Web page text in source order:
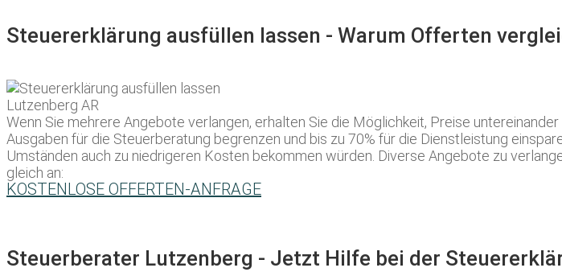
Steuererklärung ausfüllen lassen - Warum Offerten
Wenn Sie mehrere Angebote verlangen, erhalten Sie die Möglichkeit, Preise
Ausgaben für die Steuerberatung begrenzen und bis zu 70% für die Dienstleistung
Umständen auch zu niedrigeren Kosten bekommen würden. Diverse Angebote zu
gleich an:
KOSTENLOSE OFFERTEN-ANFRAGE
Steuerberater Lutzenberg - Jetzt Hilfe bei der